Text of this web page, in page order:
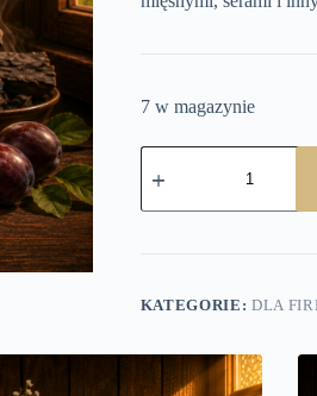
7 w magazynie
ilość
Śliwka
500ml
KATEGORIE: DLA